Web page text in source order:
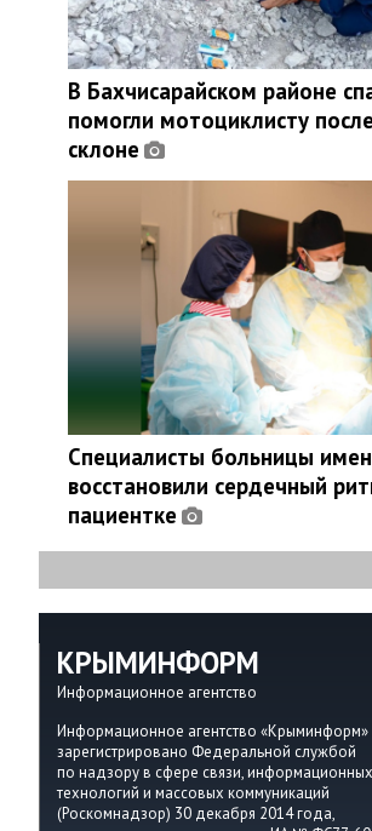
В Бахчисарайском районе
помогли мотоциклисту
склоне
Специалисты больницы
восстановили сердечный
пациентке
КРЫМИНФОРМ
Информационное агентство
Информационное агентство «Крыминформ»
зарегистрировано Федеральной службой
по надзору в сфере связи, информационных
технологий и массовых коммуникаций
(Роскомнадзор) 30 декабря 2014 года,